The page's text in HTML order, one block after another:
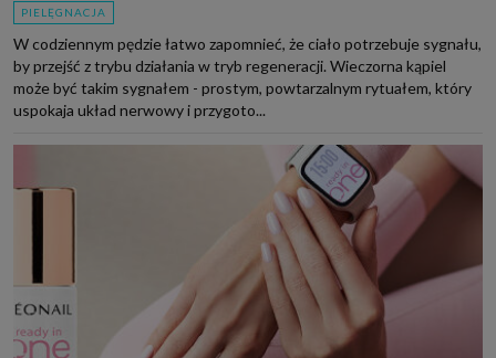
PIELĘGNACJA
W codziennym pędzie łatwo zapomnieć, że ciało potrzebuje sygnału,
by przejść z trybu działania w tryb regeneracji. Wieczorna kąpiel
może być takim sygnałem - prostym, powtarzalnym rytuałem, który
uspokaja układ nerwowy i przygoto...